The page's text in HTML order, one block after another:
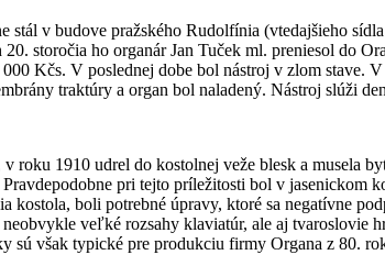
stál v budove pražského Rudolfínia (vtedajšieho
storočia ho organár Jan Tuček ml. preniesol do
Kčs. V poslednej dobe bol nástroj v zlom stave.
traktúry a organ bol naladený. Nástroj slúži
roku 1910 udrel do kostolnej veže blesk a musela
pri tejto príležitosti bol v jasenickom
kostola, boli potrebné úpravy, ktoré sa negatívne
veľké rozsahy klaviatúr, ale aj tvaroslovie
sú však typické pre produkciu firmy Organa z 80.